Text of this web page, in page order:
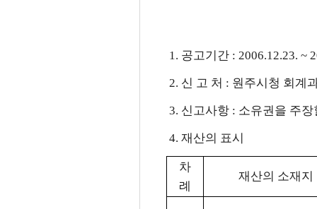
1. 공고기간 : 2006.12.23. ~
2. 신 고 처 : 원주시청 회계
3. 신고사항 : 소유권을 주
4. 재산의 표시
차
례
재산의 소재지